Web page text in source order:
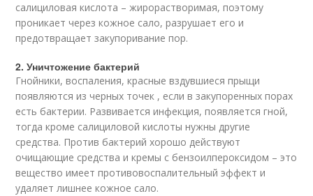
салициловая кислота – жирорастворимая, поэтому
проникает через кожное сало, разрушает его и
предотвращает закупоривание пор.
2. Уничтожение бактерий
Гнойники, воспаления, красные вздувшиеся прыщи
появляются из черных точек , если в закупоренных порах
есть бактерии. Развивается инфекция, появляется гной,
тогда кроме салициловой кислоты нужны другие
средства. Против бактерий хорошо действуют
очищающие средства и кремы с бензоилпероксидом – это
вещество имеет противовоспалительный эффект и
удаляет лишнее кожное сало.